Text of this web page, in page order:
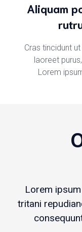
Aliquam
Cras tincidunt
laoreet
Lorem
Lorem
tritani